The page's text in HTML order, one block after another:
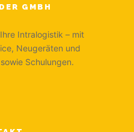
GMBH
Intralogistik – mit
Neugeräten und
Schulungen.